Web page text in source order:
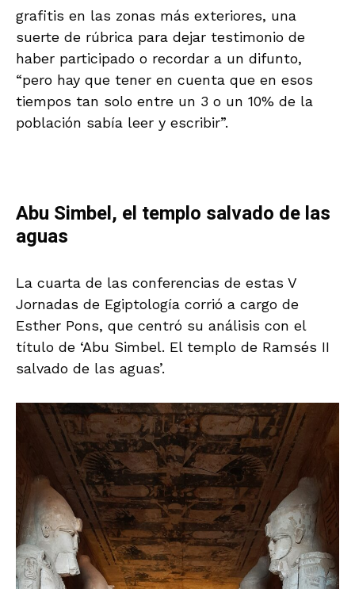
grafitis en las zonas más exteriores, una
suerte de rúbrica para dejar testimonio de
haber participado o recordar a un difunto,
“pero hay que tener en cuenta que en esos
tiempos tan solo entre un 3 o un 10% de la
población sabía leer y escribir”.
Abu Simbel, el templo salvado de las
aguas
La cuarta de las conferencias de estas V
Jornadas de Egiptología corrió a cargo de
Esther Pons, que centró su análisis con el
título de ‘Abu Simbel. El templo de Ramsés II
salvado de las aguas’.